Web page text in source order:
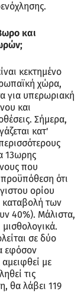
και
κεκτημένο
χώρα,
για υπερωριακή
και
Σήμερα,
κατ'
13ωρης
που
ότι
ορίου
καταβολή των
40%). Μάλιστα,
σε δύο
εφόσον
με
τις
θα λάβει 119